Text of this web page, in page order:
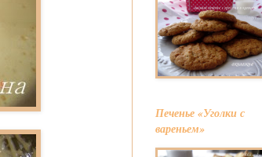
Печенье «Уголки с
вареньем»